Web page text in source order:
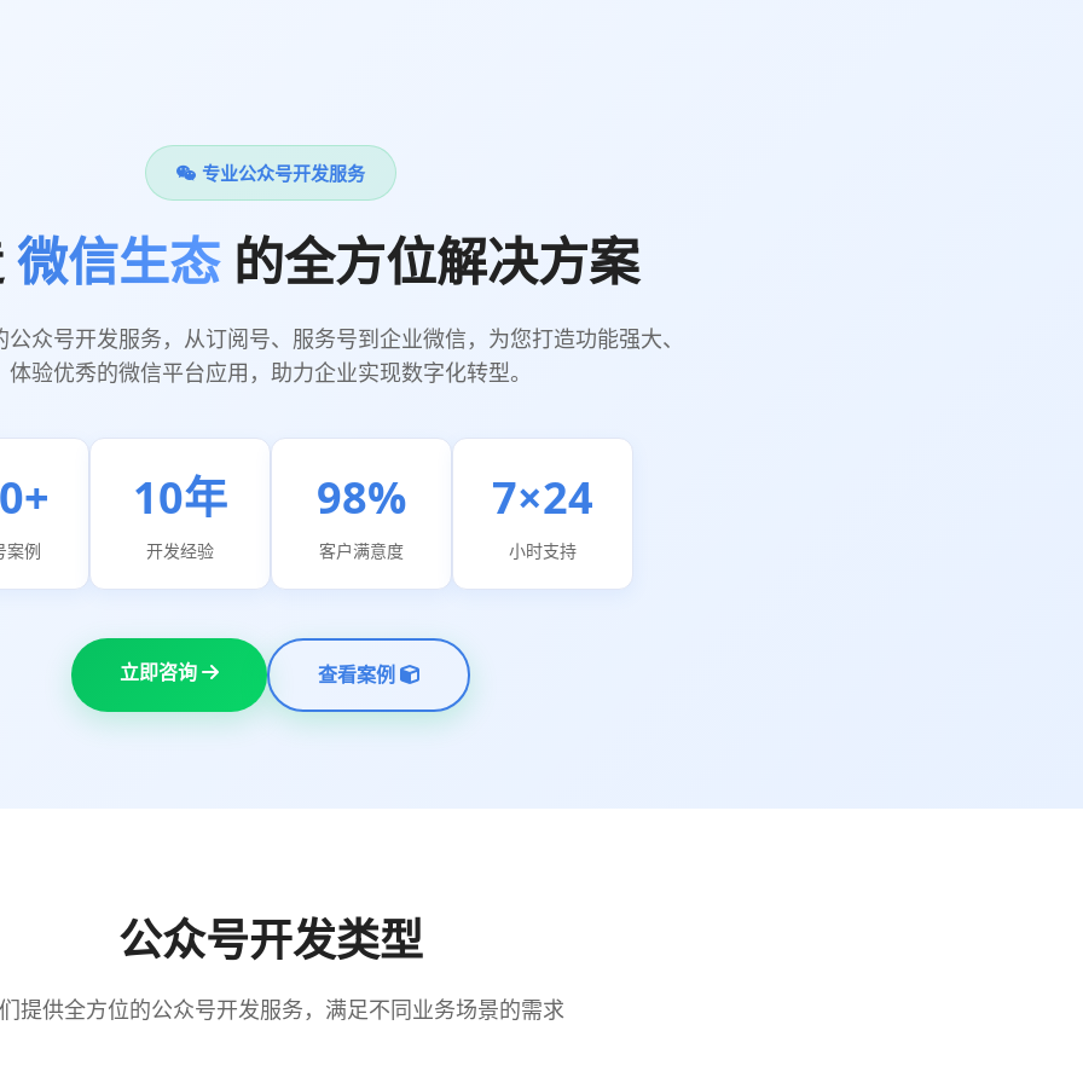
专业公众号开发服务
微信生态 的全方位解决方案
众号开发服务，从订阅号、服务号到企业微信，为您打造功能强大、
体验优秀的微信平台应用，助力企业实现数字化转型。
案例
10年
开发经验
98%
客户满意度
7×24
小时支持
立即咨询 查看案例
公众号开发类型
提供全方位的公众号开发服务，满足不同业务场景的需求